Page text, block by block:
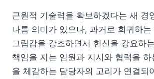
근원적 기술력을 확보하겠다는 새 경
나름 의미가 있으나, 과거로 회귀하
그립감을 강조하면서 헌신을 강요하
책임을 지는 임원과 지시와 협력을
을 체감하는 담당자의 고리가 연결되